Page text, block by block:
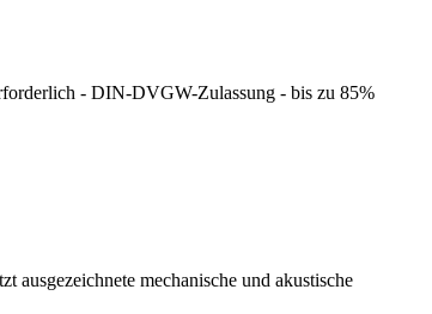
- DIN-DVGW-Zulassung - bis zu 85%
ausgezeichnete mechanische und akustische